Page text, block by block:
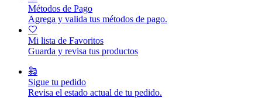
Métodos de Pago
Agrega y valida tus métodos de pago.
Mi lista de Favoritos
Guarda y revisa tus productos
Sigue tu pedido
Revisa el estado actual de tu pedido.